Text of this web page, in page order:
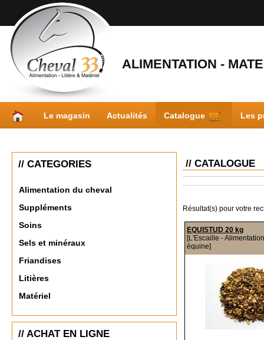
ALIMENTATION -
Le magasin Actualités Catalogue Les
// CATEGORIES
Alimentation du cheval
Suppléments
Soins
Sels et minéraux
Friandises
Litières
Matériel
// ACHAT EN LIGNE
// CATALOGUE
Résultat(s) pour votre
EQUISTUD 20 kg
[L'Escaille - Alimentation
équine]